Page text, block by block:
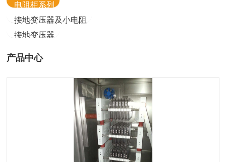
电阻柜系列
接地变压器及小电阻
接地变压器
产品中心